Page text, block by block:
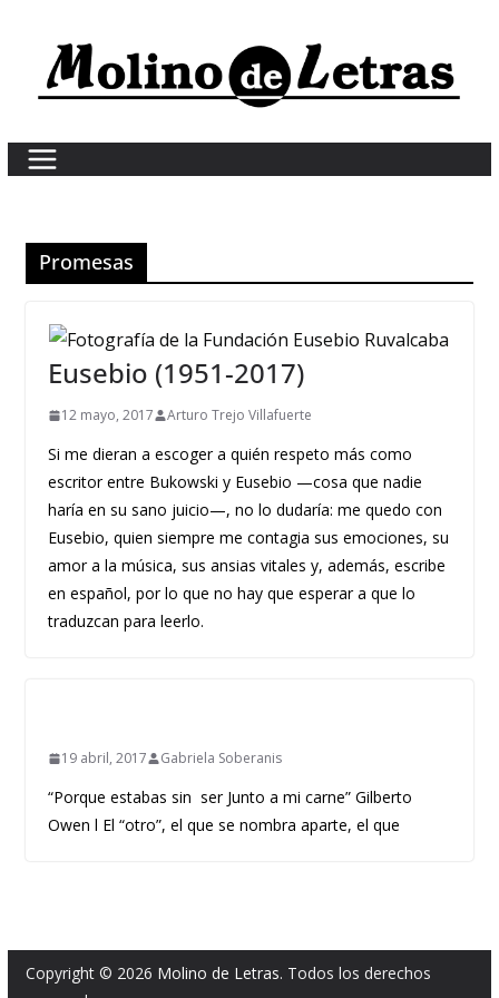
content
Promesas
Eusebio (1951-2017)
12 mayo, 2017 Arturo Trejo Villafuerte
Si me dieran a escoger a quién respeto más como
escritor entre Bukowski y Eusebio —cosa que nadie
haría en su sano juicio—, no lo dudaría: me quedo con
Eusebio, quien siempre me contagia sus emociones, su
amor a la música, sus ansias vitales y, además, escribe
en español, por lo que no hay que esperar a que lo
traduzcan para leerlo.
19 abril, 2017 Gabriela Soberanis
“Porque estabas sin ser Junto a mi carne” Gilberto
Owen l El “otro”, el que se nombra aparte, el que
Copyright © 2026 Molino de Letras. Todos los derechos